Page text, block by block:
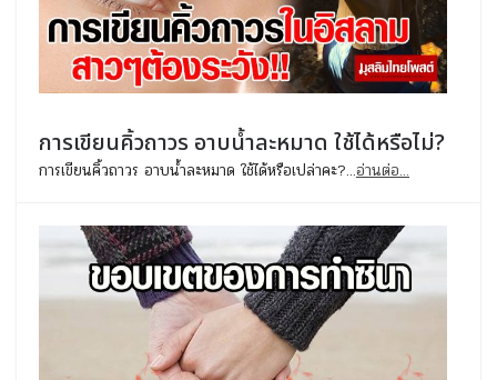
การเขียนคิ้วถาวร อาบน้ำละหมาด ใช้ได้หรือไม่?
การเขียนคิ้วถาวร อาบน้ำละหมาด ใช้ได้หรือเปล่าคะ?...อ่านต่อ...